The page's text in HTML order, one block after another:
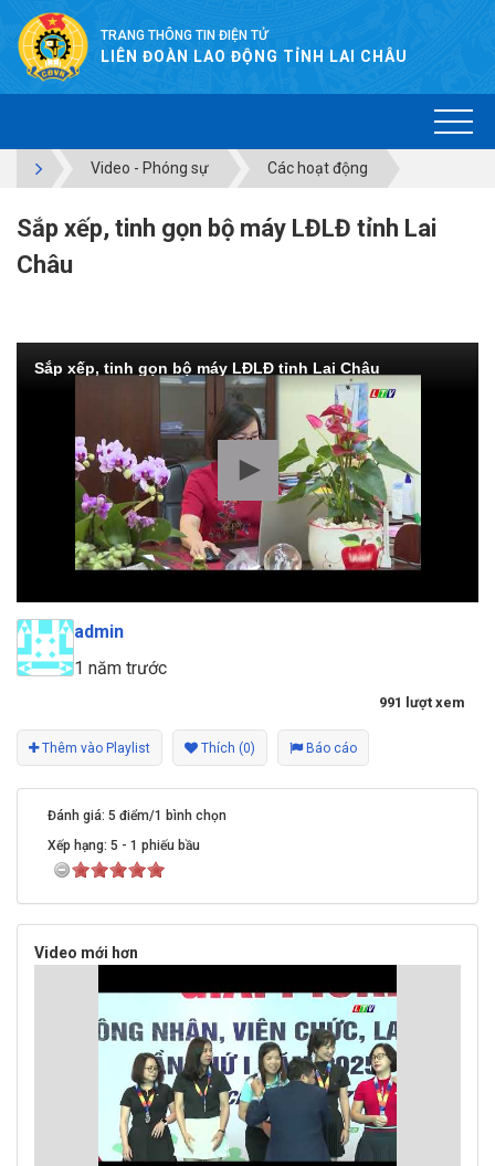
TRANG THÔNG TIN ĐIỆN TỬ
LIÊN ĐOÀN LAO ĐỘNG TỈNH LAI CHÂU
Video - Phóng sự Các hoạt động
Sắp xếp, tinh gọn bộ máy LĐLĐ tỉnh Lai
Châu
Sắp xếp, tinh gọn bộ máy LĐLĐ tỉnh Lai Châu
admin
1 năm trước
991 lượt xem
Thêm vào Playlist Thích (0) Báo cáo
Đánh giá: 5 điểm/1 bình chọn
Xếp hạng: 5 - 1 phiếu bầu
Video mới hơn